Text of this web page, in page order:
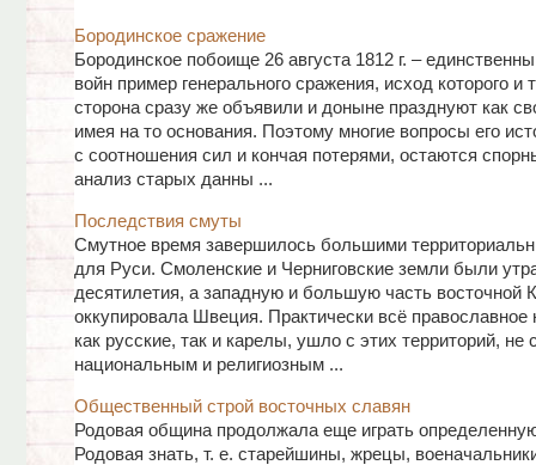
Бородинское сражение
Бородинское побоище 26 августа 1812 г. –
войн пример генерального сражения, исход которого и
сторона сразу же объявили и доныне празднуют как
имея на то основания. Поэтому многие вопросы его
с соотношения сил и кончая потерями, остаются
анализ старых данны ...
Последствия смуты
Смутное время завершилось большими
для Руси. Смоленские и Черниговские земли были
десятилетия, а западную и большую часть восточной
оккупировала Швеция. Практически всё православное
как русские, так и карелы, ушло с этих территорий, не
национальным и религиозным ...
Общественный строй восточных славян
Родовая община продолжала еще играть
Родовая знать, т. е. старейшины, жрецы,